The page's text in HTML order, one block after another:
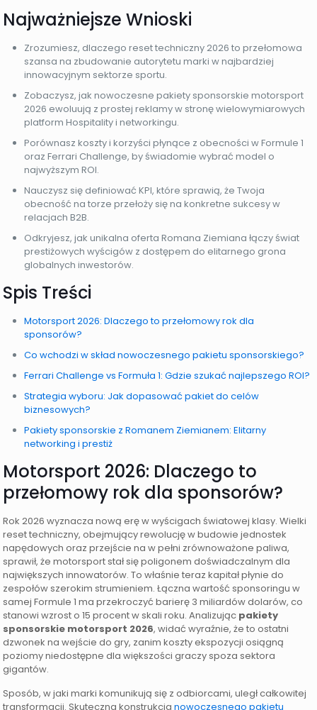
Najważniejsze Wnioski
Zrozumiesz, dlaczego reset techniczny 2026 to przełomowa
szansa na zbudowanie autorytetu marki w najbardziej
innowacyjnym sektorze sportu.
Zobaczysz, jak nowoczesne pakiety sponsorskie motorsport
2026 ewoluują z prostej reklamy w stronę wielowymiarowych
platform Hospitality i networkingu.
Porównasz koszty i korzyści płynące z obecności w Formule 1
oraz Ferrari Challenge, by świadomie wybrać model o
najwyższym ROI.
Nauczysz się definiować KPI, które sprawią, że Twoja
obecność na torze przełoży się na konkretne sukcesy w
relacjach B2B.
Odkryjesz, jak unikalna oferta Romana Ziemiana łączy świat
prestiżowych wyścigów z dostępem do elitarnego grona
globalnych inwestorów.
Spis Treści
Motorsport 2026: Dlaczego to przełomowy rok dla
sponsorów?
Co wchodzi w skład nowoczesnego pakietu sponsorskiego?
Ferrari Challenge vs Formuła 1: Gdzie szukać najlepszego ROI?
Strategia wyboru: Jak dopasować pakiet do celów
biznesowych?
Pakiety sponsorskie z Romanem Ziemianem: Elitarny
networking i prestiż
Motorsport 2026: Dlaczego to
przełomowy rok dla sponsorów?
Rok 2026 wyznacza nową erę w wyścigach światowej klasy. Wielki
reset techniczny, obejmujący rewolucję w budowie jednostek
napędowych oraz przejście na w pełni zrównoważone paliwa,
sprawił, że motorsport stał się poligonem doświadczalnym dla
największych innowatorów. To właśnie teraz kapitał płynie do
zespołów szerokim strumieniem. Łączna wartość sponsoringu w
samej Formule 1 ma przekroczyć barierę 3 miliardów dolarów, co
stanowi wzrost o 15 procent w skali roku. Analizując pakiety
sponsorskie motorsport 2026, widać wyraźnie, że to ostatni
dzwonek na wejście do gry, zanim koszty ekspozycji osiągną
poziomy niedostępne dla większości graczy spoza sektora
gigantów.
Sposób, w jaki marki komunikują się z odbiorcami, uległ całkowitej
transformacji. Skuteczna konstrukcjanowoczesnego pakietu